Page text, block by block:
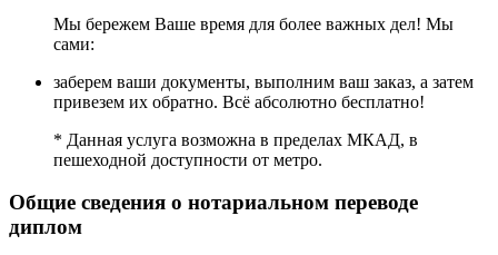
Мы бережем Ваше время для более важных дел! Мы
сами:
заберем ваши документы, выполним ваш заказ, а затем
привезем их обратно. Всё абсолютно бесплатно!
* Данная услуга возможна в пределах МКАД, в
пешеходной доступности от метро.
Общие сведения о нотариальном переводе
диплом